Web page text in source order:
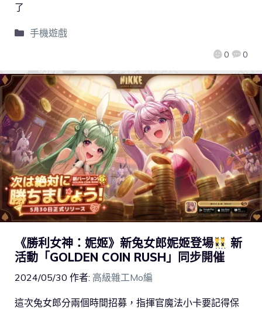
0 0
了
手機遊戲
《勝利女神：妮姬》新兔女郎妮姬登場
新
活動「GOLDEN COIN RUSH」同步開催
2024/05/30 作者: 高級雜工Mo編
這次兔女郎分兩個時間招募，指揮官魔法小卡要記得保